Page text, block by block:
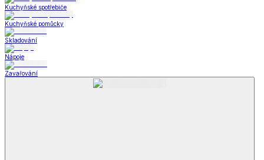
Kuchyňské spotřebiče
Kuchyňské pomůcky
Skladování
Nápoje
Zavařování